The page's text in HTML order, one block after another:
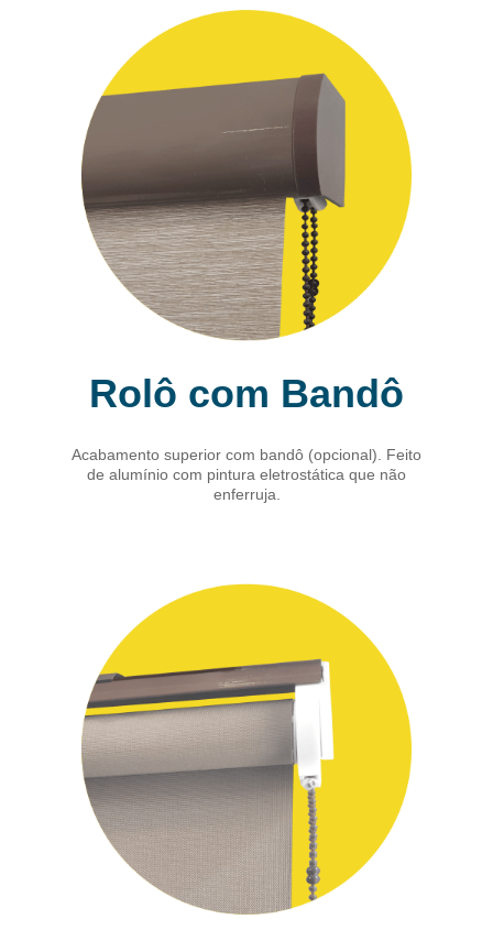
Rolô com Bandô
Acabamento superior com bandô (opcional). Feito
de alumínio com pintura eletrostática que não
enferruja.